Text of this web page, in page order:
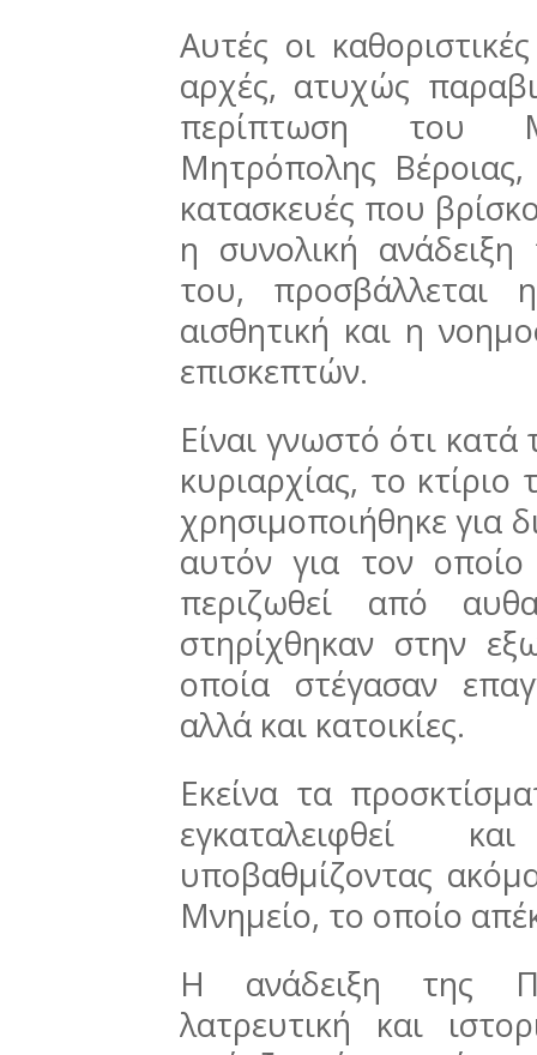
Αυτές οι
αρχές, ατυχώς
περίπτωση του
Μητρόπολης
κατασκευές που
η συνολική
του, προσβάλλεται
αισθητική και η
επισκεπτών.
Είναι γνωστό ότι
κυριαρχίας, το
χρησιμοποιήθηκε για
αυτόν για τον
περιζωθεί από
στηρίχθηκαν στην
οποία στέγασαν
αλλά και κατοικίες.
Εκείνα τα
εγκαταλειφθεί
υποβαθμίζοντας
Μνημείο, το οποίο
Η ανάδειξη της
λατρευτική και